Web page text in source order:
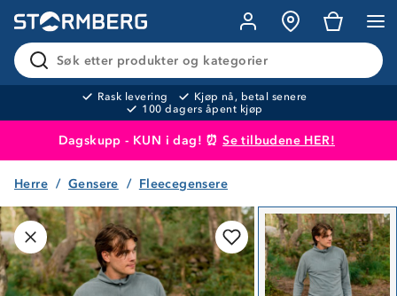
Søk etter produkter og kategorier
Rask levering
Kjøp nå, betal senere
100 dagers åpent kjøp
Dagskupp - KUN i dag! ⏰Se tilbudene HER!
Produktet er lagt i handlekurven
Herre Gensere Fleecegensere